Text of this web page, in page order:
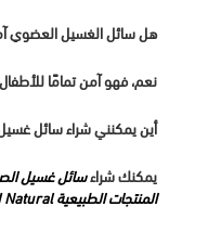
هل سائل الغسيل العضوي
نعم، فهو آمن تمامًا
أين يمكنني شراء سائل
يمكنك شراءسائل غسيل
المنتجات الطبيعية I Natural